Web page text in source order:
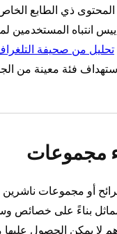
ذي الطابع الخاص،
انتباه
تحليل من صحيفة
فئة معينة من
مجموعات
شرائح أو مجموعات
بناءً على خصائص
لا يمكن الحصول